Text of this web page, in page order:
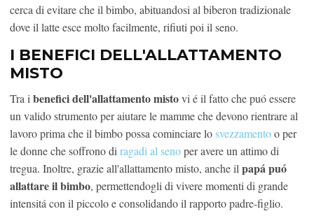
cerca di evitare che il bimbo, abituandosi al biberon tradizionale
dove il latte esce molto facilmente, rifiuti poi il seno.
I BENEFICI DELL'ALLATTAMENTO
MISTO
Tra i benefici dell'allattamento mistovi é il fatto che puó essere
un valido strumento per aiutare le mamme che devono rientrare al
lavoro prima che il bimbo possa cominciare losvezzamentoo per
le donne che soffrono di ragadi al senoper avere un attimo di
tregua. Inoltre, grazie all'allattamento misto, anche il papápuó
allattare il bimbo, permettendogli di vivere momenti di grande
intensitá con il piccolo e consolidando il rapporto padre-figlio.